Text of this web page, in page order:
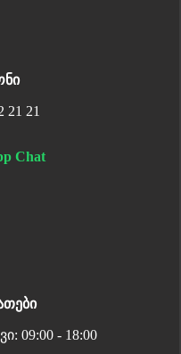
21 21
Chat
09:00 - 18:00